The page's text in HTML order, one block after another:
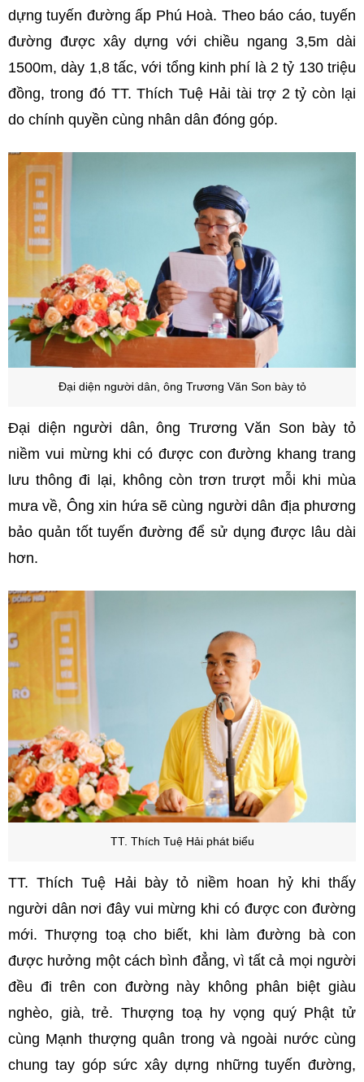
dựng tuyến đường ấp Phú Hoà. Theo báo cáo, tuyến
đường được xây dựng với chiều ngang 3,5m dài
1500m, dày 1,8 tấc, với tổng kinh phí là 2 tỷ 130 triệu
đồng, trong đó TT. Thích Tuệ Hải tài trợ 2 tỷ còn lại
do chính quyền cùng nhân dân đóng góp.
Đại diện người dân, ông Trương Văn Son bày tỏ
Đại diện người dân, ông Trương Văn Son bày tỏ
niềm vui mừng khi có được con đường khang trang
lưu thông đi lại, không còn trơn trượt mỗi khi mùa
mưa về, Ông xin hứa sẽ cùng người dân địa phương
bảo quản tốt tuyến đường để sử dụng được lâu dài
hơn.
TT. Thích Tuệ Hải phát biểu
TT. Thích Tuệ Hải bày tỏ niềm hoan hỷ khi thấy
người dân nơi đây vui mừng khi có được con đường
mới. Thượng toạ cho biết, khi làm đường bà con
được hưởng một cách bình đẳng, vì tất cả mọi người
đều đi trên con đường này không phân biệt giàu
nghèo, già, trẻ. Thượng toạ hy vọng quý Phật tử
cùng Mạnh thượng quân trong và ngoài nước cùng
chung tay góp sức xây dựng những tuyến đường,